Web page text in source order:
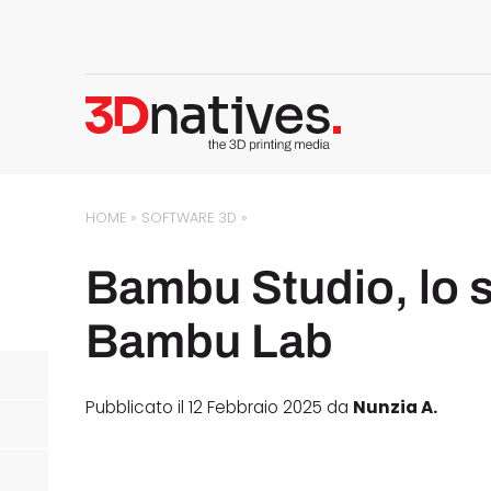
HOME » SOFTWARE 3D »
Bambu Studio, lo
Bambu Lab
Pubblicato il 12 Febbraio 2025 da Nunzia A.